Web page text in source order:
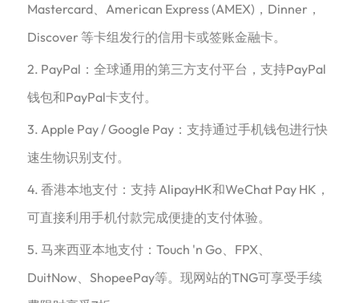
Mastercard、American Express (AMEX)，Dinner，
Discover 等卡组发行的信用卡或签账金融卡。
2. PayPal：全球通用的第三方支付平台，支持PayPal
钱包和PayPal卡支付。
3. Apple Pay / Google Pay：支持通过手机钱包进行快
速生物识别支付。
4. 香港本地支付：支持 AlipayHK和WeChat Pay HK，
可直接利用手机付款完成便捷的支付体验。
5. 马来西亚本地支付：Touch 'n Go、FPX、
DuitNow、ShopeePay等。现网站的TNG可享受手续